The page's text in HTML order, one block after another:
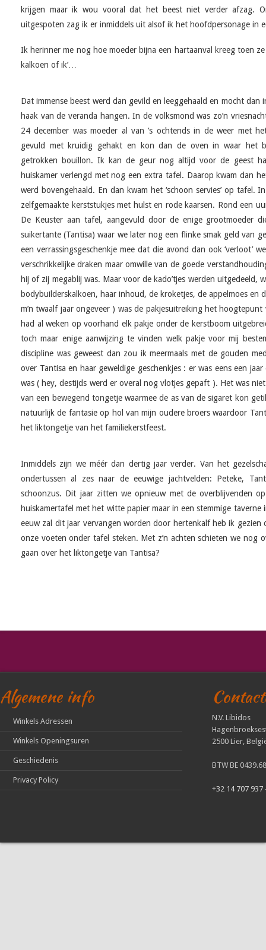
krijgen maar ik wou vooral dat het beest niet verder afzag.
uitgespoten zag ik er inmiddels uit alsof ik het hoofdpersonage in
Ik herinner me nog hoe moeder bijna een hartaanval kreeg toen
kalkoen of ik’…
Dat immense beest werd dan gevild en leeggehaald en mocht
haak van de veranda hangen. In de volksmond was zo’n
24 december was moeder al van ’s ochtends in de weer met
gevuld met kruidig gehakt en kon dan de oven in waar het
getrokken bouillon. Ik kan de geur nog altijd voor de geest
huiskamer verlengd met nog een extra tafel. Daarop kwam dan
werd bovengehaald. En dan kwam het ‘schoon servies’ op tafel.
zelfgemaakte kerststukjes met hulst en rode kaarsen. Rond een
De Keuster aan tafel, aangevuld door de enige grootmoeder
suikertante (Tantisa) waar we later nog een flinke smak geld van
een verrassingsgeschenkje mee dat die avond dan ook ‘verloot’
verschrikkelijke draken maar omwille van de goede
hij of zij megablij was. Maar voor de kado’tjes werden uitgedeeld,
bodybuilderskalkoen, haar inhoud, de kroketjes, de appelmoes en
m’n twaalf jaar ongeveer ) was de pakjesuitreiking het
had al weken op voorhand elk pakje onder de kerstboom
toch maar enige aanwijzing te vinden welk pakje voor mij
discipline was geweest dan zou ik meermaals met de gouden
over Tantisa en haar geweldige geschenkjes : er was eens een
was ( hey, destijds werd er overal nog vlotjes gepaft ). Het was
van een bewegend tongetje waarmee de as van de sigaret kon
natuurlijk de fantasie op hol van mijn oudere broers waardoor
het liktongetje van het familiekerstfeest.
Inmiddels zijn we méér dan dertig jaar verder. Van het
ondertussen al zes naar de eeuwige jachtvelden: Peteke,
schoonzus. Dit jaar zitten we opnieuw met de overblijvenden
huiskamertafel met het witte papier maar in een stemmige
eeuw zal dit jaar vervangen worden door hertenkalf heb ik
onze voeten onder tafel steken. Met z’n achten schieten we nog
gaan over het liktongetje van Tantisa?
Algemene info
Winkels Adressen
Winkels Openingsuren
Geschiedenis
Privacy Policy
N.V. Libidos
2500 Lier,
BTW BE
+32 14 707 937